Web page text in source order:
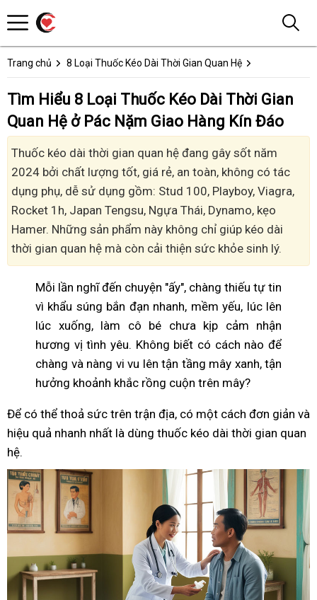
Trang chủ 8 Loại Thuốc Kéo Dài Thời Gian Quan Hệ
Tìm Hiểu 8 Loại Thuốc Kéo Dài Thời Gian
Quan Hệ ở Pác Nặm Giao Hàng Kín Đáo
Thuốc kéo dài thời gian quan hệ đang gây sốt năm
2024 bởi chất lượng tốt, giá rẻ, an toàn, không có tác
dụng phụ, dễ sử dụng gồm: Stud 100, Playboy, Viagra,
Rocket 1h, Japan Tengsu, Ngựa Thái, Dynamo, kẹo
Hamer. Những sản phẩm này không chỉ giúp kéo dài
thời gian quan hệ mà còn cải thiện sức khỏe sinh lý.
Mỗi lần nghĩ đến chuyện "ấy", chàng thiếu tự tin
vì khẩu súng bắn đạn nhanh, mềm yếu, lúc lên
lúc xuống, làm cô bé chưa kịp cảm nhận
hương vị tình yêu. Không biết có cách nào để
chàng và nàng vi vu lên tận tầng mây xanh, tận
hưởng khoảnh khắc rồng cuộn trên mây?
Để có thể thoả sức trên trận địa, có một cách đơn giản và
hiệu quả nhanh nhất là dùng thuốc kéo dài thời gian quan
hệ.